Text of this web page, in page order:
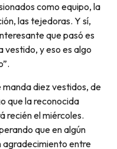
como equipo, la
las tejedoras. Y sí,
que pasó es
vestido, y eso es algo
diez vestidos, de
que la reconocida
recién el miércoles.
que en algún
agradecimiento entre